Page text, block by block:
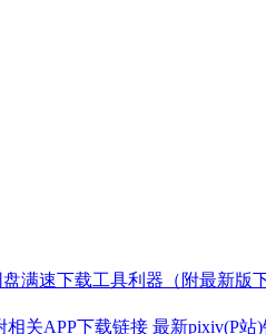
最新pixiv(P站